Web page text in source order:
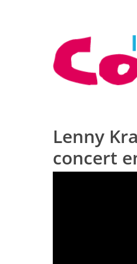
Lenny
concert